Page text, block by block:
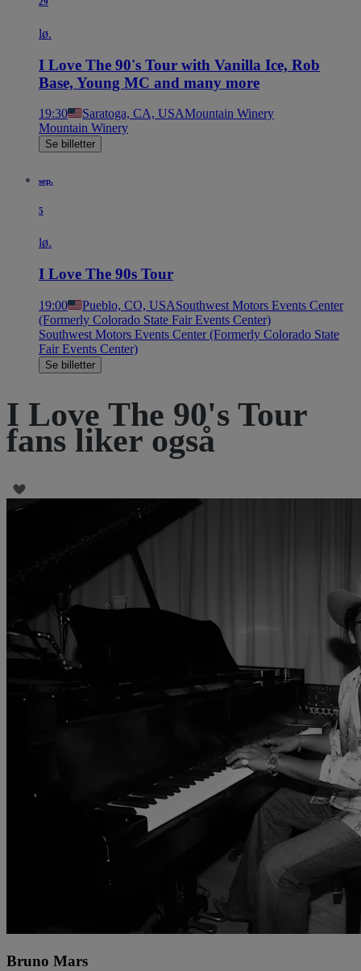
lø.
I Love The 90's Tour with Vanilla Ice, Rob
Base, Young MC and many more
19:30 Saratoga, CA, USAMountain Winery
Mountain Winery
Se billetter
sep.
5
lø.
I Love The 90s Tour
19:00 Pueblo, CO, USASouthwest Motors Events Center
(Formerly Colorado State Fair Events Center)
Southwest Motors Events Center (Formerly Colorado State
Fair Events Center)
Se billetter
I Love The 90's Tour
fans liker også
Bruno Mars